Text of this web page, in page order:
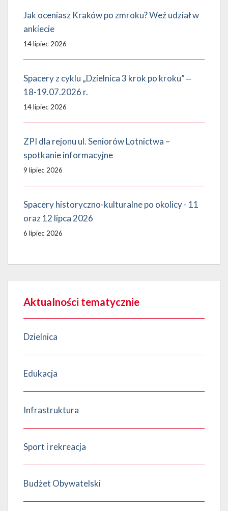
Jak oceniasz Kraków po zmroku? Weź udział w
ankiecie
14 lipiec 2026
Spacery z cyklu „Dzielnica 3 krok po kroku” ‒
18-19.07.2026 r.
14 lipiec 2026
ZPI dla rejonu ul. Seniorów Lotnictwa –
spotkanie informacyjne
9 lipiec 2026
Spacery historyczno-kulturalne po okolicy - 11
oraz 12 lipca 2026
6 lipiec 2026
Aktualności tematycznie
Dzielnica
Edukacja
Infrastruktura
Sport i rekreacja
Budżet Obywatelski